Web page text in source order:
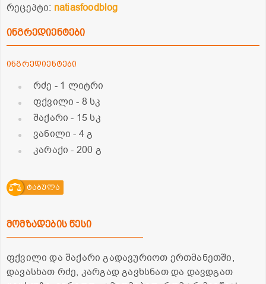
რეცეპტი: natiasfoodblog
ინგრედიენტები
ინგრედიენტები
რძე - 1 ლიტრი
ფქვილი- 8 სკ
შაქარი- 15 სკ
ვანილი- 4 გ
კარაქი- 200 გ
ტაბულა
მომზადების წესი
ფქვილი და შაქარი გადავურიოთ ერთმანეთში,
დავასხათ რძე, კარგად გავხსნათ და დავდგათ